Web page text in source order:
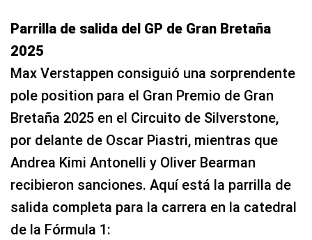
Parrilla de salida del GP de Gran Bretaña
2025
Max Verstappen consiguió una sorprendente
pole position para el Gran Premio de Gran
Bretaña 2025 en el Circuito de Silverstone,
por delante de Oscar Piastri, mientras que
Andrea Kimi Antonelli y Oliver Bearman
recibieron sanciones. Aquí está la parrilla de
salida completa para la carrera en la catedral
de la Fórmula 1: